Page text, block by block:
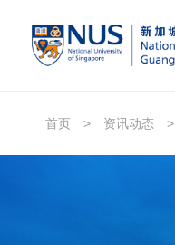
首页 > 资讯动态 >